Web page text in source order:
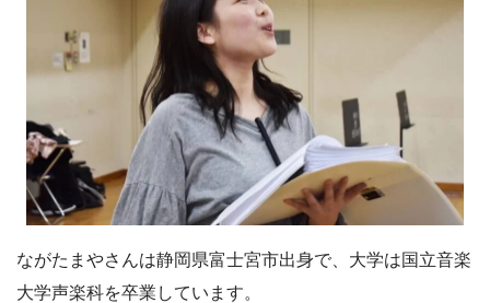
ながたまやさんは静岡県富士宮市出身で、大学は国立音楽
大学声楽科を卒業しています。